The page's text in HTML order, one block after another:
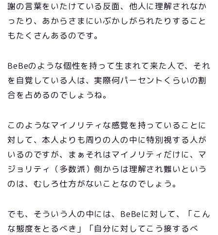
謝の言葉をいたけている反面、他人に理解されなか
ったり、あからさまにいぶかしがられたりすること
もたくさんあるのです。
BeBeのような個性を持って生まれて来た人で、それ
を自覚している人は、実際何パーセントくらいの割
合を占めるのでしょうね。
このようなマイノリティな感覚を持っていることに
対して、本人よりも周りの人の中に特別視する人が
いるのですが、まぁそれはマイノリティだけに、マ
ジョリティ（多数派）側からは理解され難いという
のは、むしろ仕方がないことなのでしょう。
でも、そういう人の中には、BeBeに対して、「こん
な態度をとるべき」「自分に対してこう接するべ